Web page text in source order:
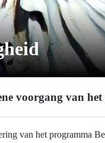
voorgang van
van het programma